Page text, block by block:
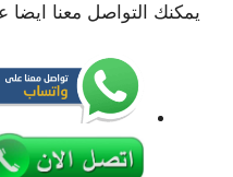
يمكنك التواصل معنا ايضا